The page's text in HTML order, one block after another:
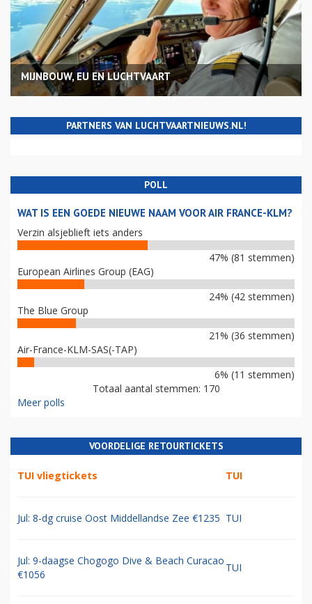
MIJNBOUW, EU EN LUCHTVAART
PARTNERS VAN LUCHTVAARTNIEUWS.NL!
POLL
WAT IS EEN GOEDE NIEUWE NAAM VOOR AIR FRANCE-KLM?
Verzin alsjeblieft iets anders
47% (81 stemmen)
European Airlines Group (EAG)
24% (42 stemmen)
The Blue Group
21% (36 stemmen)
Air-France-KLM-SAS(-TAP)
6% (11 stemmen)
Totaal aantal stemmen: 170
Meer polls
VOORDELIGE RETOURTICKETS
TUI vliegtickets TUI
Jul: 8-dg cruise Oost Middellandse Zee €1235 TUI
Jul: 9-daagse Chogogo Dive & Beach Curacao
€1056
TUI